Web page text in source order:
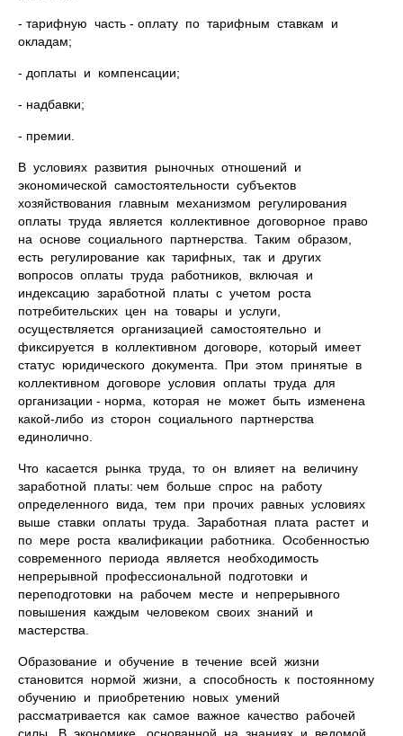
- тарифную часть - оплату по тарифным ставкам и
окладам;
- доплаты и компенсации;
- надбавки;
- премии.
В условиях развития рыночных отношений и
экономической самостоятельности субъектов
хозяйствования главным механизмом регулирования
оплаты труда является коллективное договорное право
на основе социального партнерства. Таким образом,
есть регулирование как тарифных, так и других
вопросов оплаты труда работников, включая и
индексацию заработной платы с учетом роста
потребительских цен на товары и услуги,
осуществляется организацией самостоятельно и
фиксируется в коллективном договоре, который имеет
статус юридического документа. При этом принятые в
коллективном договоре условия оплаты труда для
организации - норма, которая не может быть изменена
какой-либо из сторон социального партнерства
единолично.
Что касается рынка труда, то он влияет на величину
заработной платы: чем больше спрос на работу
определенного вида, тем при прочих равных условиях
выше ставки оплаты труда. Заработная плата растет и
по мере роста квалификации работника. Особенностью
современного периода является необходимость
непрерывной профессиональной подготовки и
переподготовки на рабочем месте и непрерывного
повышения каждым человеком своих знаний и
мастерства.
Образование и обучение в течение всей жизни
становится нормой жизни, а способность к постоянному
обучению и приобретению новых умений
рассматривается как самое важное качество рабочей